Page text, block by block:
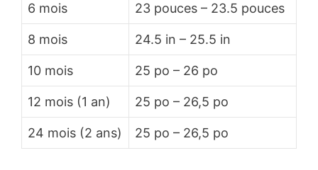
6 mois 23 pouces – 23.5 pouces
8 mois 24.5 in – 25.5 in
10 mois 25 po – 26 po
12 mois (1 an) 25 po – 26,5 po
24 mois (2 ans) 25 po – 26,5 po